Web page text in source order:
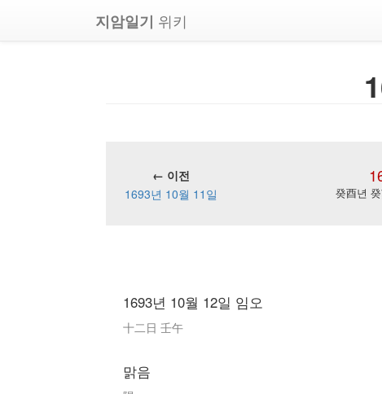
지암일기 위키
← 이전
1693년 10월 11일
癸酉년
1693년 10월 12일 임오
十二日 壬午
맑음